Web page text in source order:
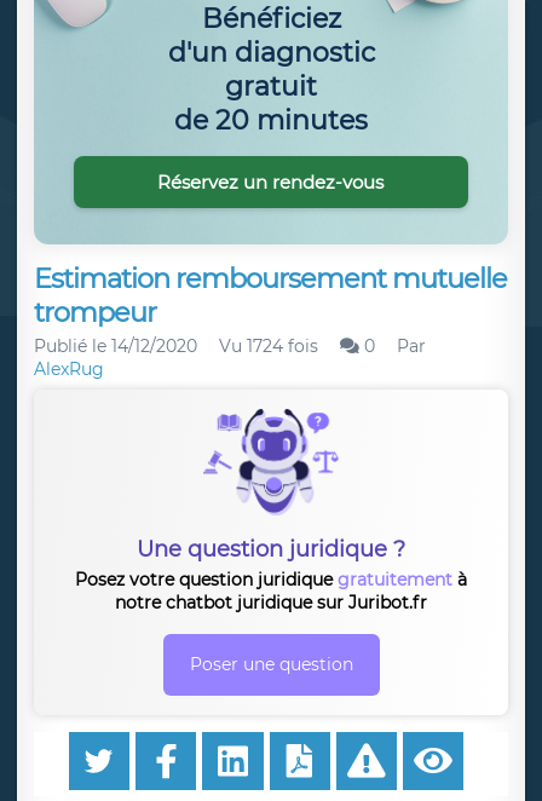
Estimation remboursement mutuelle
trompeur
Publié le 14/12/2020 Vu 1724 fois 0
Par
AlexRug
Une question juridique ?
Posez votre question juridiquegratuitement à
notre chatbot juridique sur Juribot.fr
Poser une question
Bénéficiez
d'un diagnostic
gratuit
de 20 minutes
Réservez un rendez-vous